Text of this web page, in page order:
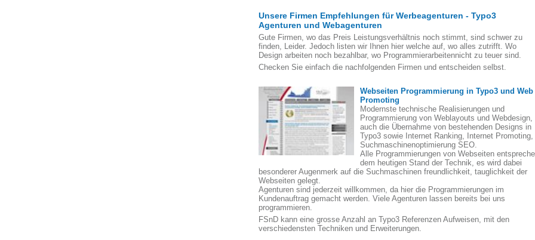
Unsere Firmen Empfehlungen für Werbeagenturen - Typo3
Agenturen und Webagenturen
Gute Firmen, wo das Preis Leistungsverhältnis noch stimmt, sind schwer zu
finden, Leider. Jedoch listen wir Ihnen hier welche auf, wo alles zutrifft. Wo
Design arbeiten noch bezahlbar, wo Programmierarbeitennicht zu teuer sind.
Checken Sie einfach die nachfolgenden Firmen und entscheiden selbst.
Webseiten Programmierung in Typo3 und Web
Promoting
Modernste technische Realisierungen und
Programmierung von Weblayouts und Webdesign,
auch die Übernahme von bestehenden Designs in
Typo3 sowie Internet Ranking, Internet Promoting,
Suchmaschinenoptimierung SEO.
Alle Programmierungen von Webseiten
dem heutigen Stand der Technik, es wird dabei
besonderer Augenmerk auf die Suchmaschinen freundlichkeit, tauglichkeit der
Webseiten gelegt.
Agenturen sind jederzeit willkommen, da hier die Programmierungen im
Kundenauftrag gemacht werden. Viele Agenturen lassen bereits bei uns
programmieren.
FSnD kann eine grosse Anzahl an Typo3 Referenzen Aufweisen, mit den
verschiedensten Techniken und Erweiterungen.